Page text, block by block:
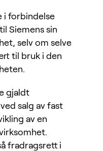
i forbindelse
Siemens sin
selv om selve
til bruk i den
gjaldt
salg av fast
av en
fradragsrett i